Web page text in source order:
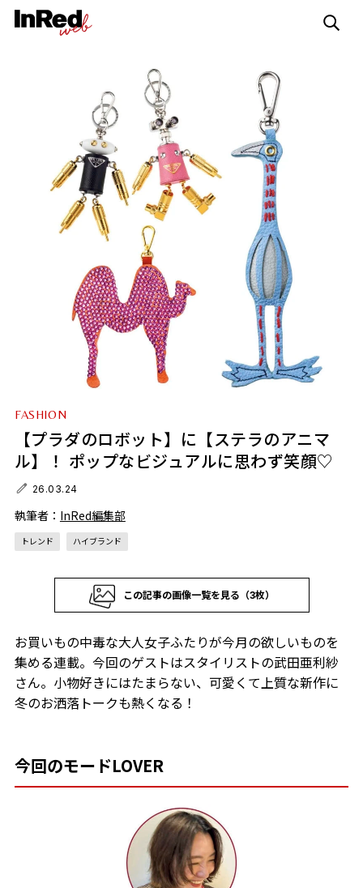
FASHION
【プラダのロボット】に【ステラのアニマ
ル】！ ポップなビジュアルに思わず笑顔♡
26.03.24
執筆者： InRed編集部
トレンド ハイブランド
この記事の画像一覧を見る（3枚）
お買いもの中毒な大人女子ふたりが今月の欲しいものを
集める連載。今回のゲストはスタイリストの武田亜利紗
さん。小物好きにはたまらない、可愛くて上質な新作に
冬のお洒落トークも熱くなる！
今回のモードLOVER